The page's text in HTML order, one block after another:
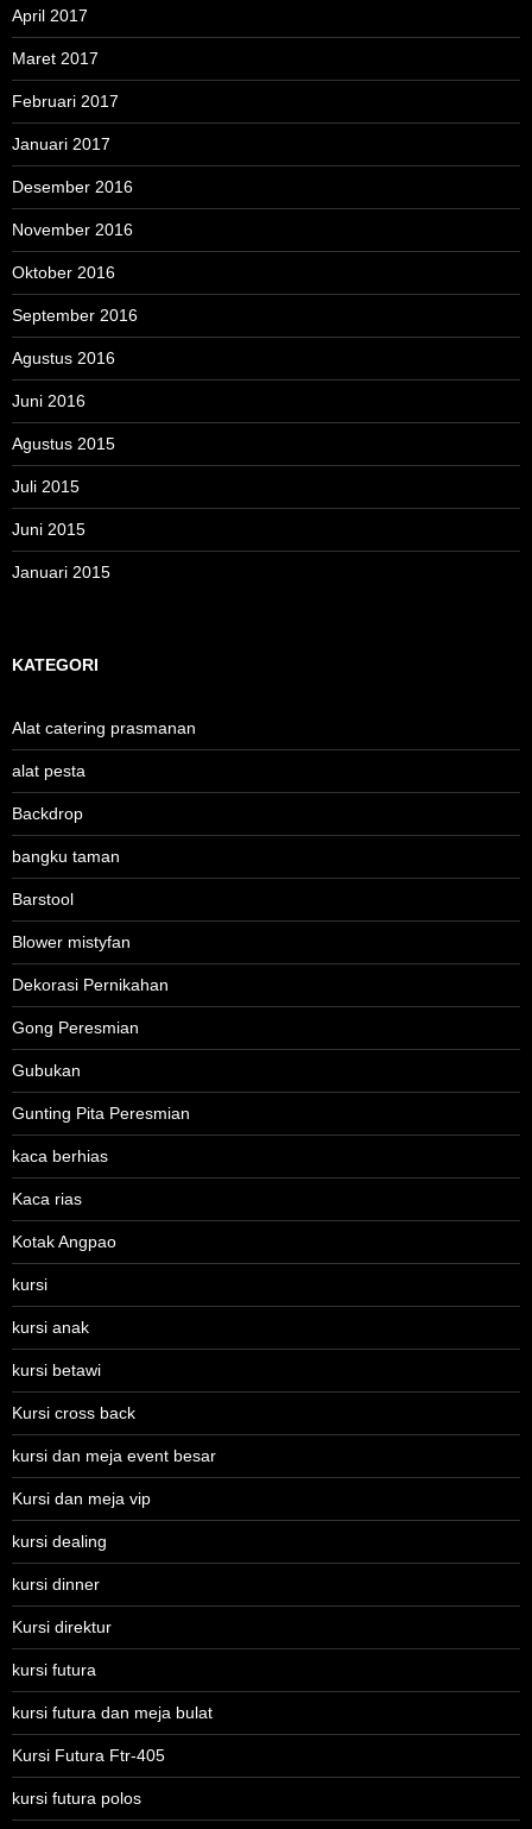
April 2017
Maret 2017
Februari 2017
Januari 2017
Desember 2016
November 2016
Oktober 2016
September 2016
Agustus 2016
Juni 2016
Agustus 2015
Juli 2015
Juni 2015
Januari 2015
KATEGORI
Alat catering prasmanan
alat pesta
Backdrop
bangku taman
Barstool
Blower mistyfan
Dekorasi Pernikahan
Gong Peresmian
Gubukan
Gunting Pita Peresmian
kaca berhias
Kaca rias
Kotak Angpao
kursi
kursi anak
kursi betawi
Kursi cross back
kursi dan meja event besar
Kursi dan meja vip
kursi dealing
kursi dinner
Kursi direktur
kursi futura
kursi futura dan meja bulat
Kursi Futura Ftr-405
kursi futura polos